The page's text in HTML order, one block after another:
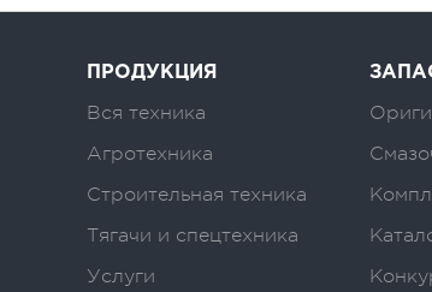
ПРОДУКЦИЯ
Вся техника
Агротехника
Строительная техника
Тягачи и спецтехника
Услуги